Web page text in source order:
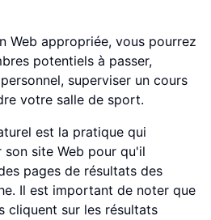
Web appropriée, vous pourrez
potentiels à passer,
superviser un cours
votre salle de sport.
est la pratique qui
site Web pour qu'il
pages de résultats des
Il est important de noter que
cliquent sur les résultats